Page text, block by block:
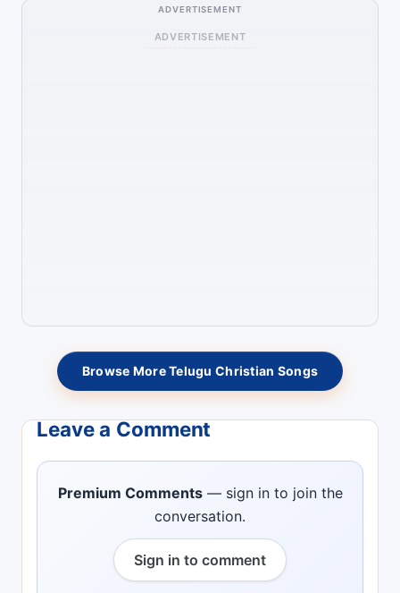
ADVERTISEMENT
ADVERTISEMENT
Browse More Telugu Christian Songs
Leave a Comment
Premium Comments— sign in to join the
conversation.
Sign in to comment